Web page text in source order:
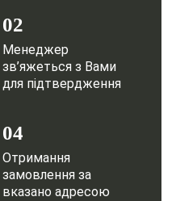
02
Менеджер
зв’яжеться з Вами
для підтвердження
04
Отримання
замовлення за
вказано адресою